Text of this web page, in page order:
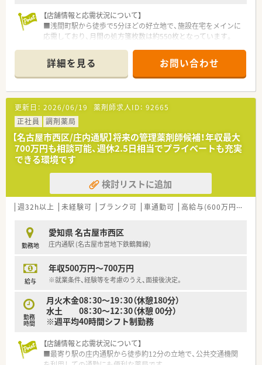
【店舗情報と応需状況について】
■浅間町駅から徒歩で5分ほどの好立地で、施設在宅をメインに
応需しており、月間の処方箋枚数は約550枚となっています。
スタッフ2名とともに協力しながら日々の業務に励んでいます。
■医薬品の採用品目数は1,200品目と幅広く、近隣の施設からの
処方箋を中心に地域医療を支える役割を担っています。
【募集背景と求める人物像について】
■今回は欠員補充のための募集となっており、即戦力として現場
をリードしていただける管理薬剤師候補の方を急募していま
す。
■在宅業務の経験がある方を求めており、これまでのスキルを活
かして施設在宅の分野で貢献したい意欲のある方を歓迎しま
す。
■管理薬剤師としての経験は不問ですので、これから責任ある立
場に挑戦しキャリアアップを目指したい方に最適な環境です。
【法人特徴について】
■地域に根ざした医療提供を目指しており、特にグループ会社と
の連携による施設在宅業務において高い専門性を発揮していま
■大手チェーンとは異なる柔軟な運営体制が特徴で、現場の意見
を尊重しながら患者様に寄り添ったサービスを追求していま
す。
休の取得実績など長く安心して働ける環境を整えています。
詳細を見る お問い合わせ
更新日： 2026/06/19 薬剤師求人ID： 92665
正社員
調剤薬局
【名古屋市西区/庄内通駅】将来の管理薬剤師候補！年収最大
700万円も相談可能、週休2.5日相当でプライベートも充実
できる環境です
検討リストに追加
週32h以上 未経験可 ブランク可 車通勤可 高給与(600万円以上)
勤務地
愛知県 名古屋市西区
庄内通駅 (名古屋市営地下鉄鶴舞線)
給与
年収500万円～700万円
※就業条件、経験等を考慮のうえ、面接後決定。
勤務
時間
月火木金08：30～19：30（休憩180分）
水土 08：30～12：30（休憩 00分）
※週平均40時間シフト制勤務
【店舗情報と応需状況について】
■最寄り駅の庄内通駅から徒歩約12分の立地で、公共交通機関